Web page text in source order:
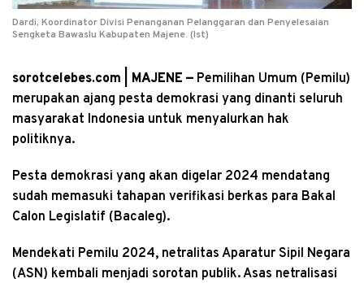
Dardi, Koordinator Divisi Penanganan Pelanggaran dan Penyelesaian
Sengketa Bawaslu Kabupaten Majene. (Ist)
sorotcelebes.com | MAJENE — Pemilihan Umum (Pemilu)
merupakan ajang pesta demokrasi yang dinanti seluruh
masyarakat Indonesia untuk menyalurkan hak
politiknya.
Pesta demokrasi yang akan digelar 2024 mendatang
sudah memasuki tahapan verifikasi berkas para Bakal
Calon Legislatif (Bacaleg).
Mendekati Pemilu 2024, netralitas Aparatur Sipil Negara
(ASN) kembali menjadi sorotan publik. Asas netralisasi